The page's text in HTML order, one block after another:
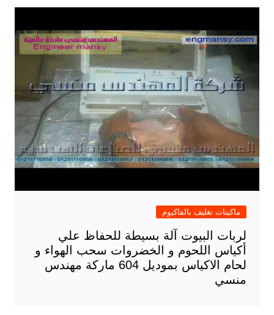
ماكينات تغليف بالفاكيوم
لربات البيوت آلة بسيطة للحفاظ علي
أكياس اللحوم و الخضروات سحب الهواء و
لحام الاكياس بموديل 604 ماركة مهندس
منسي